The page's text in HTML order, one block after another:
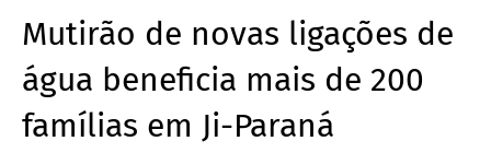
Mutirão de novas ligações de
água beneficia mais de 200
famílias em Ji-Paraná